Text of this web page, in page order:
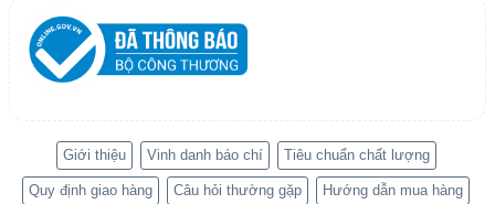
Giới thiệu Vinh danh báo chí Tiêu chuẩn chất lượng
Quy định giao hàng Câu hỏi thường gặp Hướng dẫn mua hàng